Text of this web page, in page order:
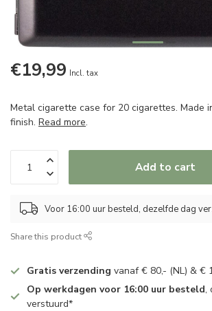
€19,99 Incl. tax
Metal cigarette case for 20 cigarettes. Made
finish. Read more.
Add to cart
Voor 16:00 uur besteld, dezelfde dag
Share this product
Gratis verzending vanaf € 80,- (NL) & €
Op werkdagen voor 16:00 uur besteld,
verstuurd*